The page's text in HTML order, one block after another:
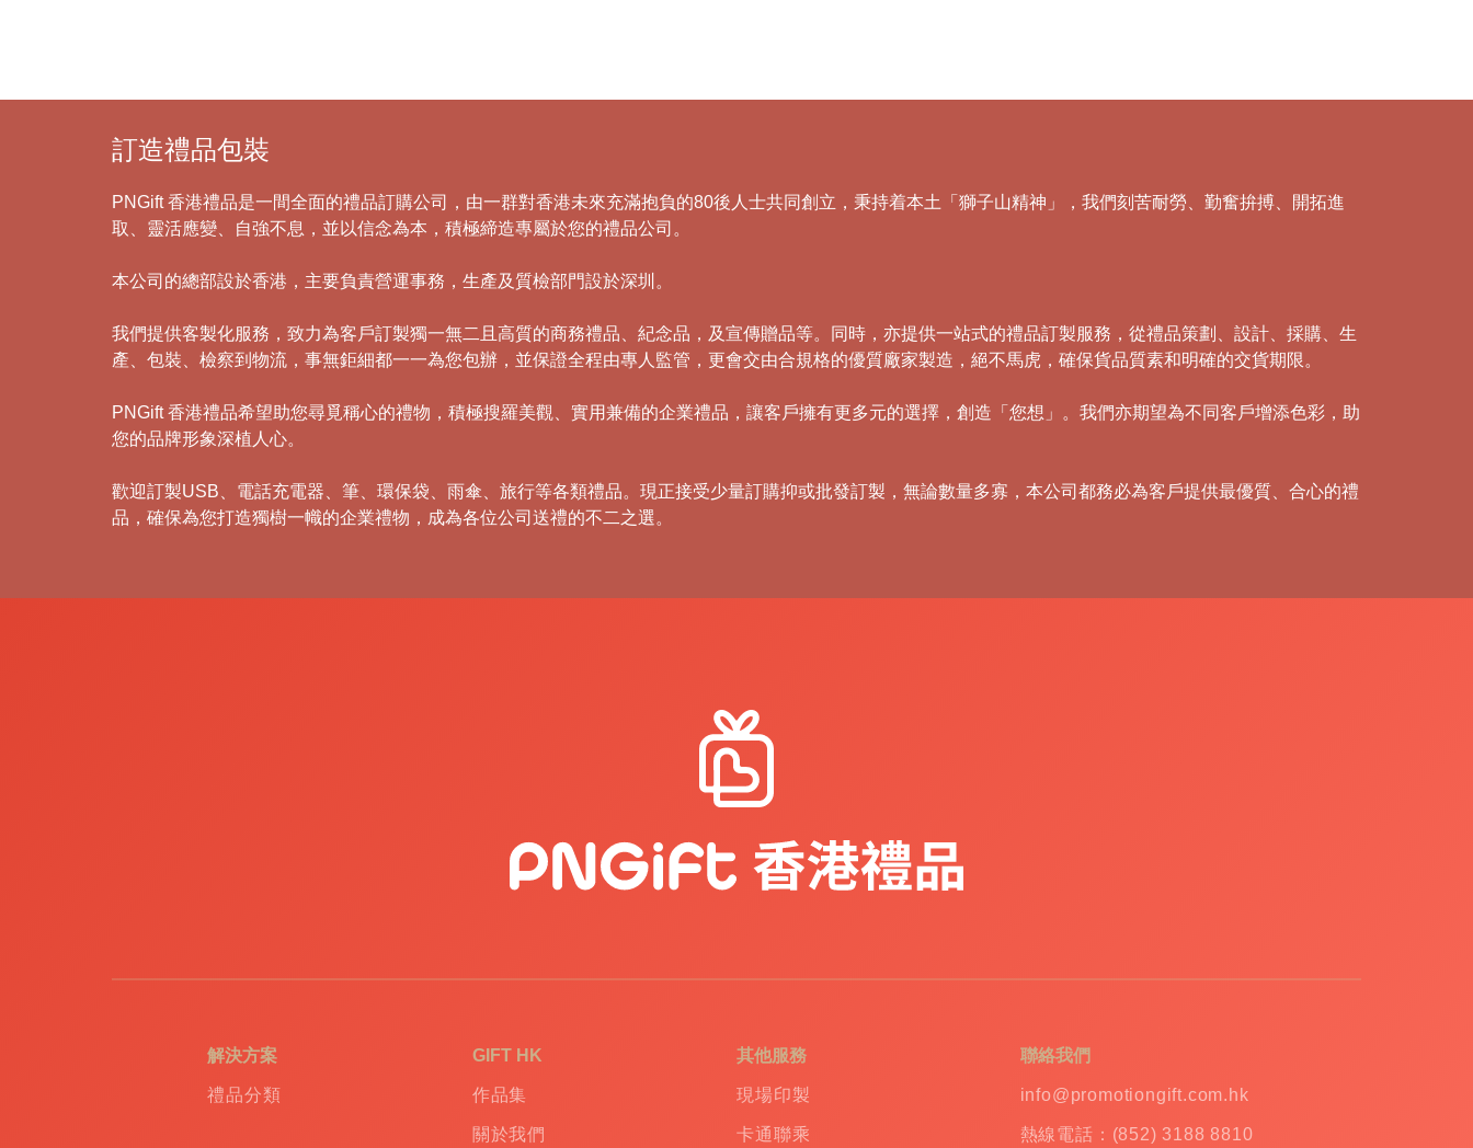
訂造禮品包裝
PNGift 香港禮品是一間全面的禮品訂購公司，由一群對香港未來充滿抱負的80後人士共同創立，秉持着本土「獅子山精神」，我們刻苦耐勞、勤奮拚搏、開拓進
取、靈活應變、自強不息，並以信念為本，積極締造專屬於您的禮品公司。
本公司的總部設於香港，主要負責營運事務，生產及質檢部門設於深圳。
我們提供客製化服務，致力為客戶訂製獨一無二且高質的商務禮品、紀念品，及宣傳贈品等。同時，亦提供一站式的禮品訂製服務，從禮品策劃、設計、採購、生
產、包裝、檢察到物流，事無鉅細都一一為您包辦，並保證全程由專人監管，更會交由合規格的優質廠家製造，絕不馬虎，確保貨品質素和明確的交貨期限。
PNGift 香港禮品希望助您尋覓稱心的禮物，積極搜羅美觀、實用兼備的企業禮品，讓客戶擁有更多元的選擇，創造「您想」。我們亦期望為不同客戶增添色彩，助
您的品牌形象深植人心。
歡迎訂製USB、電話充電器、筆、環保袋、雨傘、旅行等各類禮品。現正接受少量訂購抑或批發訂製，無論數量多寡，本公司都務必為客戶提供最優質、合心的禮
品，確保為您打造獨樹一幟的企業禮物，成為各位公司送禮的不二之選。
紀
解決方案
禮品分類
GIFT HK
作品集
關於我們
其他服務
現場印製
卡通聯乘
聯絡我們
info@promotiongift.com.hk
熱線電話：(852) 3188 8810